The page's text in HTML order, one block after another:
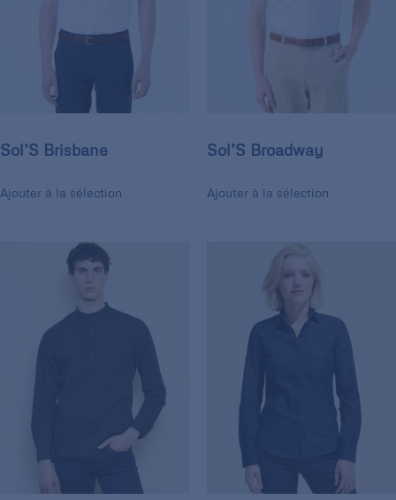
Sol’S Brisbane
Ajouter à la sélection
Sol’S Broadway
Ajouter à la sélection